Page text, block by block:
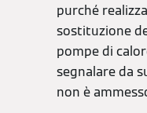
purché
sostituzione
pompe di
segnalare da
non è